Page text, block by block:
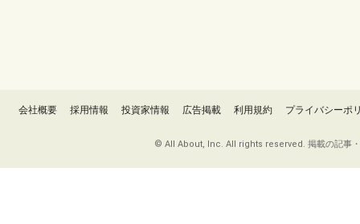
会社概要 採用情報 投資家情報 広告掲載 利用規約 プライバシーポ
© All About, Inc. All rights reserved. 掲載の記事・